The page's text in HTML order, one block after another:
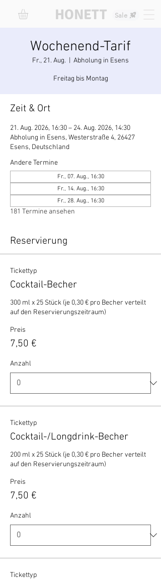
Sale
HONETT
Wochenend-Tarif
Fr., 21. Aug. Abholung in Esens
Freitag bis Montag
Zeit & Ort
21. Aug. 2026, 16:30 – 24. Aug. 2026, 14:30
Abholung in Esens, Westerstraße 4, 26427
Esens, Deutschland
Andere Termine
Fr., 07. Aug., 16:30
Fr., 14. Aug., 16:30
Fr., 28. Aug., 16:30
181 Termine ansehen
Reservierung
Tickettyp
Cocktail-Becher
300 ml x 25 Stück (je 0,30 € pro Becher verteilt
auf den Reservierungszeitraum)
Preis
7,50 €
Anzahl
Tickettyp
Cocktail-/Longdrink-Becher
200 ml x 25 Stück (je 0,30 € pro Becher verteilt
auf den Reservierungszeitraum)
Preis
7,50 €
Anzahl
Tickettyp